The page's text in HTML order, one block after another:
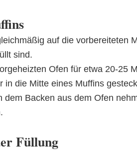
auf die vorbereiteten
sind.
Ofen für etwa 20-25
in die Mitte eines Muffins
dem Backen aus dem Ofen
Füllung